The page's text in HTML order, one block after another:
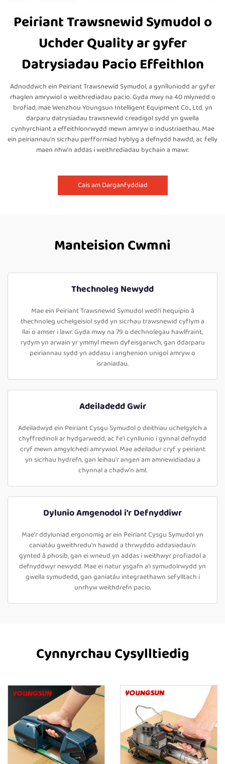
Peiriant Trawsnewid Symudol o
Uchder Quality ar gyfer
Datrysiadau Pacio Effeithlon
Adnoddwch ein Peiriant Trawsnewid Symudol, a gynlluniodd ar gyfer
rhaglen amrywiol o weithrediadau pacio. Gyda mwy na 40 mlynedd o
brofiad, mae Wenzhou Youngsun Intelligent Equipment Co., Ltd. yn
darparu datrysiadau trawsnewid creadigol sydd yn gwella
cynhyrchiant a effeithlonrwydd mewn amryw o industriaethau. Mae
ein peiriannau'n sicrhau perfformiad hyblyg a defnydd hawdd, ac felly
maen nhw'n addas i weithrediadau bychain a mawr.
Cais am Darganfyddiad
Manteision Cwmni
Thechnoleg Newydd
Mae ein Peiriant Trawsnewid Symudol wedi'i hequipio â
thechnoleg uchelgeisiol sydd yn sicrhau trawsnewid cyflym a
llai o amser i lawr. Gyda mwy na 79 o dechnolegau hawlfraint,
rydym yn arwain yr ymmyl mewn dyfeisgarwch, gan ddarparu
peiriannau sydd yn addasu i anghenion unigol amryw o
israniadau.
Adeiladedd Gwir
Adeiladwyd ein Peiriant Cysgu Symudol o deithiau uchelgylch a
chyffredinoli ar hydgarwedd, ac fe'i cynllunio i gynnal defnydd
cryf mewn amgylchedi amrywiol. Mae adeiladur cryf y peiriant
yn sicrhau hydrefn, gan leihau'r angen am amnewidiadau a
chynnal a chadw'n aml.
Dylunio Amgenodol i'r Defnyddiwr
Mae'r ddyluniad ergonomig ar ein Peiriant Cysgu Symudol yn
caniatáu gweithredu'n hawdd a thrwyddo addasiadau'n
gynted â phosib, gan ei wneud yn addas i weithwyr profiadol a
defnyddwyr newydd. Mae ei natur ysgafn a'i symudolrwydd yn
gwella symudedd, gan ganiatáu integraethawn sefylltach i
unrhyw weithdrefn pacio.
Cynnyrchau Cysylltiedig